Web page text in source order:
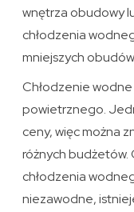
wnętrza obudowy
chłodzenia
mniejszych
Chłodzenie
powietrznego.
ceny, więc można
różnych budżetów.
chłodzenia
niezawodne,